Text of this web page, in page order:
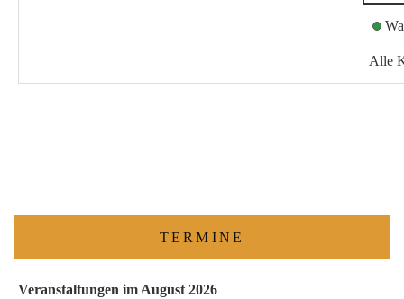
Alle
TERMINE
Veranstaltungen im August 2026